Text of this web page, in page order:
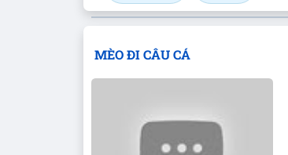
MÈO ĐI CÂU CÁ